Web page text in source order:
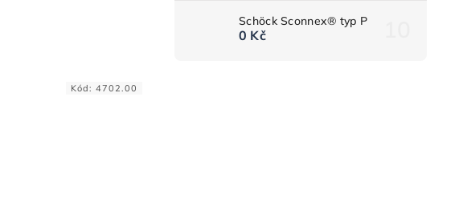
Schöck Sconnex® typ P
0 Kč
Kód: 4702.00